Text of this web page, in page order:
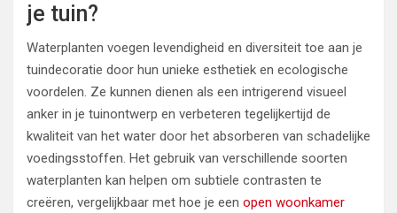
je tuin?
Waterplanten voegen levendigheid en diversiteit toe aan je
tuindecoratie door hun unieke esthetiek en ecologische
voordelen. Ze kunnen dienen als een intrigerend visueel
anker in je tuinontwerp en verbeteren tegelijkertijd de
kwaliteit van het water door het absorberen van schadelijke
voedingsstoffen. Het gebruik van verschillende soorten
waterplanten kan helpen om subtiele contrasten te
creëren, vergelijkbaar met hoe je een open woonkamer